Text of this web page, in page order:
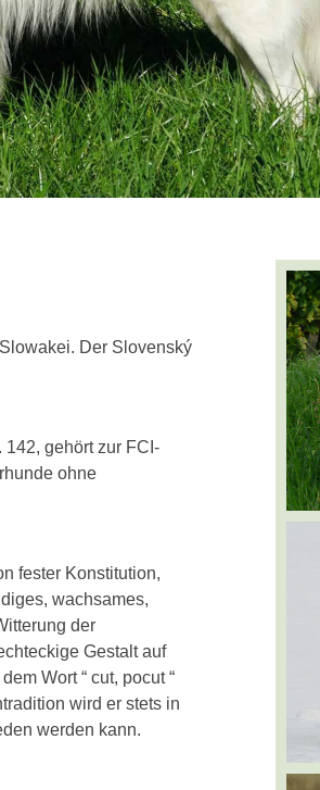
Der Slovenský
gehört zur FCI-
ohne
fester Konstitution,
wachsames,
der
Gestalt auf
Wort “ cut, pocut “
wird er stets in
werden kann.